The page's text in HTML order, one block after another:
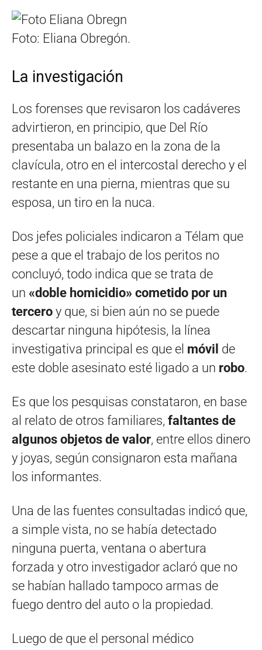
Foto: Eliana Obregón.
La investigación
Los forenses que revisaron los cadáveres
advirtieron, en principio, que Del Río
presentaba un balazo en la zona de la
clavícula, otro en el intercostal derecho y el
restante en una pierna, mientras que su
esposa, un tiro en la nuca.
Dos jefes policiales indicaron a Télam que
pese a que el trabajo de los peritos no
concluyó, todo indica que se trata de
un «doble homicidio» cometido por un
tercero y que, si bien aún no se puede
descartar ninguna hipótesis, la línea
investigativa principal es que el móvil de
este doble asesinato esté ligado a un robo.
Es que los pesquisas constataron, en base
al relato de otros familiares, faltantes de
algunos objetos de valor, entre ellos dinero
y joyas, según consignaron esta mañana
los informantes.
Una de las fuentes consultadas indicó que,
a simple vista, no se había detectado
ninguna puerta, ventana o abertura
forzada y otro investigador aclaró que no
se habían hallado tampoco armas de
fuego dentro del auto o la propiedad.
Luego de que el personal médico